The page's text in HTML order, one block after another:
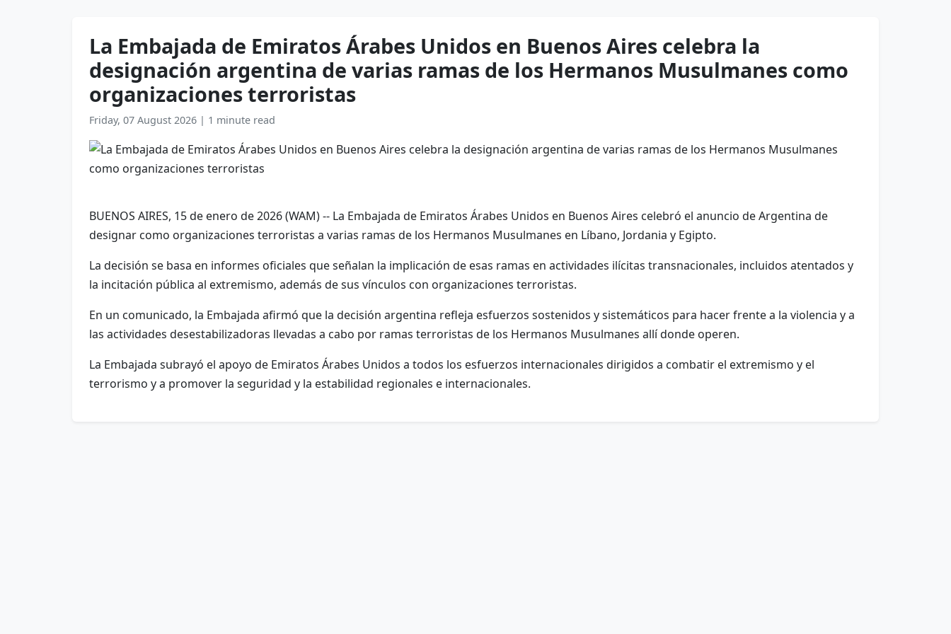
La Embajada de Emiratos Árabes Unidos en Buenos Aires celebra la
designación argentina de varias ramas de los Hermanos Musulmanes como
organizaciones terroristas
Friday, 07 August 2026 | 1 minute read
BUENOS AIRES, 15 de enero de 2026 (WAM) -- La Embajada de Emiratos Árabes Unidos en Buenos Aires celebró el anuncio de Argentina de
designar como organizaciones terroristas a varias ramas de los Hermanos Musulmanes en Líbano, Jordania y Egipto.
La decisión se basa en informes oficiales que señalan la implicación de esas ramas en actividades ilícitas transnacionales, incluidos atentados y
la incitación pública al extremismo, además de sus vínculos con organizaciones terroristas.
En un comunicado, la Embajada afirmó que la decisión argentina refleja esfuerzos sostenidos y sistemáticos para hacer frente a la violencia y a
las actividades desestabilizadoras llevadas a cabo por ramas terroristas de los Hermanos Musulmanes allí donde operen.
La Embajada subrayó el apoyo de Emiratos Árabes Unidos a todos los esfuerzos internacionales dirigidos a combatir el extremismo y el
terrorismo y a promover la seguridad y la estabilidad regionales e internacionales.